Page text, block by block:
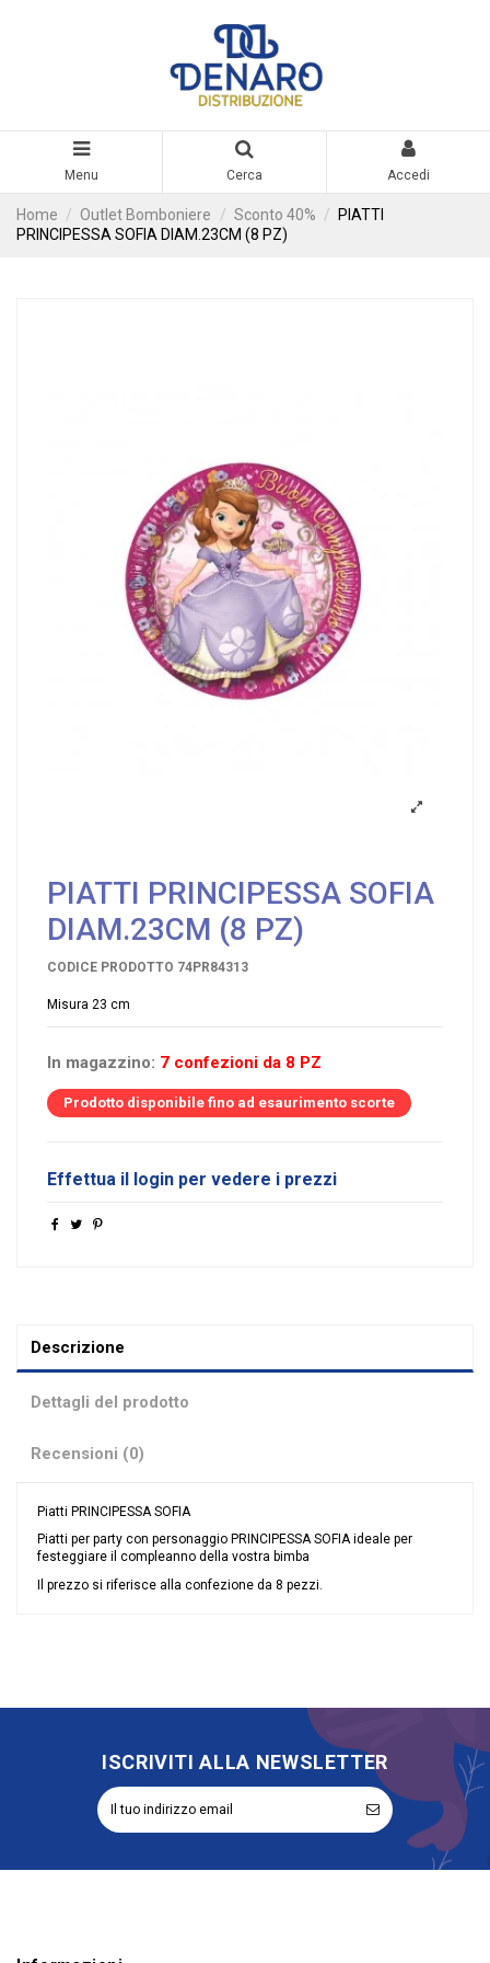
Menu Cerca Accedi
Home Outlet Bomboniere Sconto 40%
PIATTI
PRINCIPESSA SOFIA DIAM.23CM (8 PZ)
PIATTI PRINCIPESSA SOFIA
DIAM.23CM (8 PZ)
CODICE PRODOTTO 74PR84313
Misura 23 cm
In magazzino: 7 confezioni da 8 PZ
Prodotto disponibile fino ad esaurimento scorte
Effettua il login per vedere i prezzi
Descrizione
Dettagli del prodotto
Recensioni (0)
Piatti PRINCIPESSA SOFIA
Piatti per party con personaggio PRINCIPESSA SOFIA ideale per
festeggiare il compleanno della vostra bimba
Il prezzo si riferisce alla confezione da 8 pezzi.
Tipologia Piatti
Riordinabile No
ISCRIVITI ALLA NEWSLETTER